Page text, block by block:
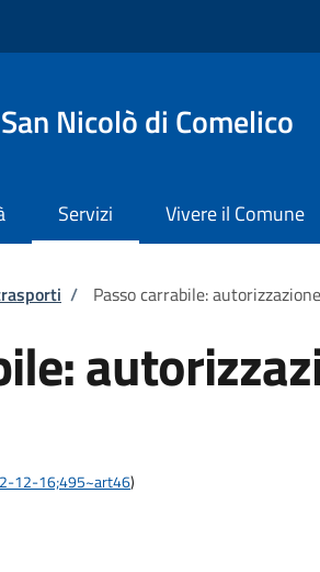
Nicolò di Comelico
Servizi Vivere il Comune
/ Passo carrabile:
12-16;495~art46)